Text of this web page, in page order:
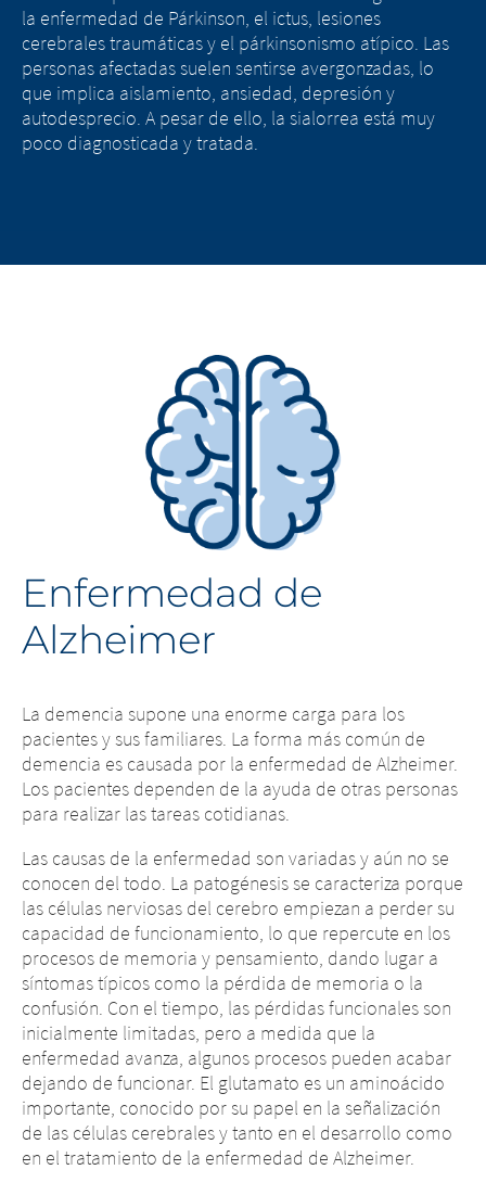
la enfermedad de Párkinson, el ictus, lesiones
cerebrales traumáticas y el párkinsonismo atípico. Las
personas afectadas suelen sentirse avergonzadas, lo
que implica aislamiento, ansiedad, depresión y
autodesprecio. A pesar de ello, la sialorrea está muy
poco diagnosticada y tratada.
Enfermedad de
Alzheimer
La demencia supone una enorme carga para los
pacientes y sus familiares. La forma más común de
demencia es causada por la enfermedad de Alzheimer.
Los pacientes dependen de la ayuda de otras personas
para realizar las tareas cotidianas.
Las causas de la enfermedad son variadas y aún no se
conocen del todo. La patogénesis se caracteriza porque
las células nerviosas del cerebro empiezan a perder su
capacidad de funcionamiento, lo que repercute en los
procesos de memoria y pensamiento, dando lugar a
síntomas típicos como la pérdida de memoria o la
confusión. Con el tiempo, las pérdidas funcionales son
inicialmente limitadas, pero a medida que la
enfermedad avanza, algunos procesos pueden acabar
dejando de funcionar. El glutamato es un aminoácido
importante, conocido por su papel en la señalización
de las células cerebrales y tanto en el desarrollo como
en el tratamiento de la enfermedad de Alzheimer.